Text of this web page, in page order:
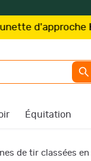
Kite Optics à
Équitation
de tir classées